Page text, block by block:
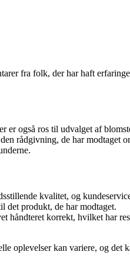
fra folk, der har haft
også ros til udvalget af
rådgivning, de har modtaget
kvalitet, og
det produkt, de har modtaget.
håndteret korrekt, hvilket har
oplevelser kan variere, og det